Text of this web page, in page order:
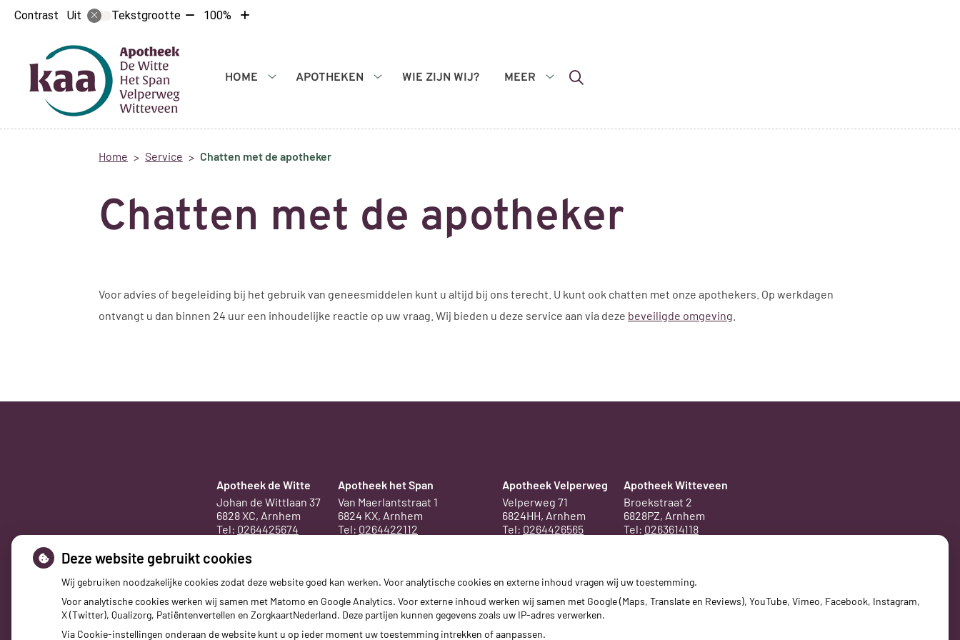
Contrast Uit Tekstgrootte Tekst100%
Tekst
Hoofdmenu
HOME
APOTHEKEN
WIE ZIJN WIJ?
MEER
Home Service Chatten met de apotheker
Chatten met de apotheker
Voor advies of begeleiding bij het gebruik van geneesmiddelen kunt u altijd bij ons terecht. U kunt ook chatten met onze apothekers. Op werkdagen
ontvangt u dan binnen 24 uur een inhoudelijke reactie op uw vraag. Wij bieden u deze service aan via deze beveiligde omgeving
Apotheek de Witte
Apotheek het Span
Johan de Wittlaan 37
6828 XC, Arnhem
Tel: 0264425674
Van Maerlantstraat 1
6824 KX, Arnhem
Tel: 0264422112
Apotheek Velperweg
Apotheek Witteveen
Velperweg 71
6824HH, Arnhem
Tel: 0264426565
Broekstraat 2
6828PZ, Arnhem
Tel: 0263614118
Deze website gebruikt cookies
Wij gebruiken noodzakelijke cookies zodat deze website goed kan werken. Voor analytische cookies en externe inhoud vragen wij uw toestemming.
Voor analytische cookies werken wij samen met Matomo en Google Analytics. Voor externe inhoud werken wij samen met Google (Maps, Translate en Reviews), YouTube, Vimeo, Facebook, Instagram,
X (Twitter), Qualizorg, Patiëntenvertellen en ZorgkaartNederland. Deze partijen kunnen gegevens zoals uw IP-adres verwerken.
Via Cookie-instellingen onderaan de website kunt u op ieder moment uw toestemming intrekken of aanpassen.